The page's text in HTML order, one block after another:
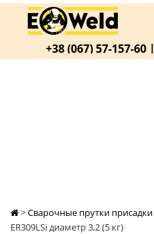
КАТАЛОГ
О
+38 (067) 57-157-60 |
>Сварочные прутки присадки
ER309LSi диаметр 3,2 (5 кг)